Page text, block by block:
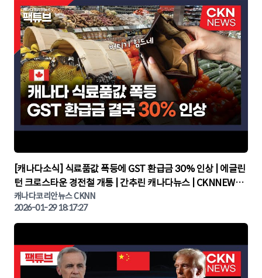
▶
[캐나다소식] 식료품값 폭등에 GST 환급금 30% 인상 | 에글린
턴 크로스타운 경전철 개통 | 간추린 캐나다뉴스 | CKNNEWS,
캐나다코리안뉴스
캐나다코리안뉴스 CKNN
2026-01-29 18:17:27